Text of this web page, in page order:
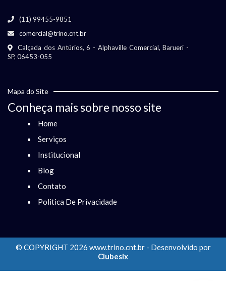
(11) 99455-9851
comercial@trino.cnt.br
Calçada dos Antúrios, 6 - Alphaville Comercial, Barueri -
SP, 06453-055
Mapa do Site
Conheça mais sobre nosso site
Home
Serviços
Institucional
Blog
Contato
Politica De Privacidade
© COPYRIGHT 2026 www.trino.cnt.br - Desenvolvido por
Clubesix